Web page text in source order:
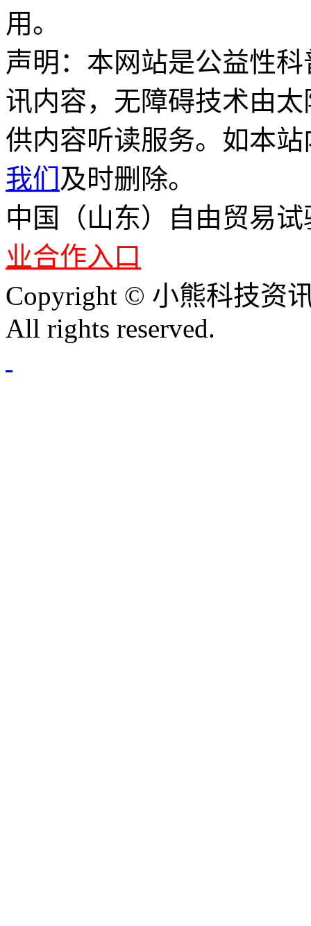
用。
声明：本网站是公益性
讯内容，无障碍技术由
供内容听读服务。如本
我们 及时删除。
中国（山东）自由贸易
业合作入口
Copyright © 小熊科技资
All rights reserved.